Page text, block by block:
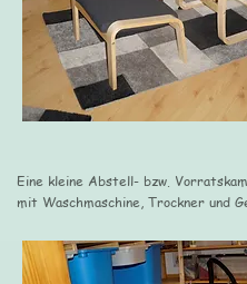
Eine kleine Abstell- bzw.
mit Waschmaschine, Trockner und